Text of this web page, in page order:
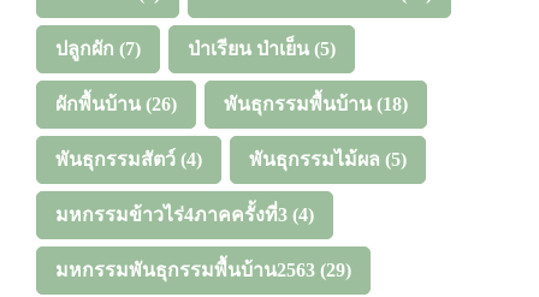
ปลูกผัก (7) ป่าเรียน ป่าเย็น (5)
ผักพื้นบ้าน (26) พันธุกรรมพื้นบ้าน (18)
พันธุกรรมสัตว์ (4) พันธุกรรมไม้ผล (5)
มหกรรมข้าวไร่4ภาคครั้งที่3 (4)
มหกรรมพันธุกรรมพื้นบ้าน2563 (29)